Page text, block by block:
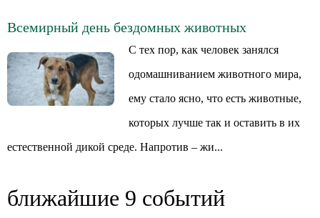
Всемирный день бездомных животных
С тех пор, как человек занялся
одомашниванием животного мира,
ему стало ясно, что есть животные,
которых лучше так и оставить в их
естественной дикой среде. Напротив – жи...
ближайшие 9 событий